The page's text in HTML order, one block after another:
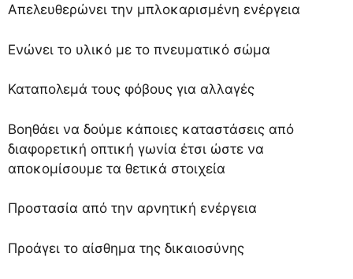
Απελευθερώνει την μπλοκαρισμένη ενέργεια
Ενώνει το υλικό με το πνευματικό σώμα
Καταπολεμά τους φόβους για αλλαγές
Βοηθάει να δούμε κάποιες καταστάσεις από
διαφορετική οπτική γωνία έτσι ώστε να
αποκομίσουμε τα θετικά στοιχεία
Προστασία από την αρνητική ενέργεια
Προάγει το αίσθημα της δικαιοσύνης